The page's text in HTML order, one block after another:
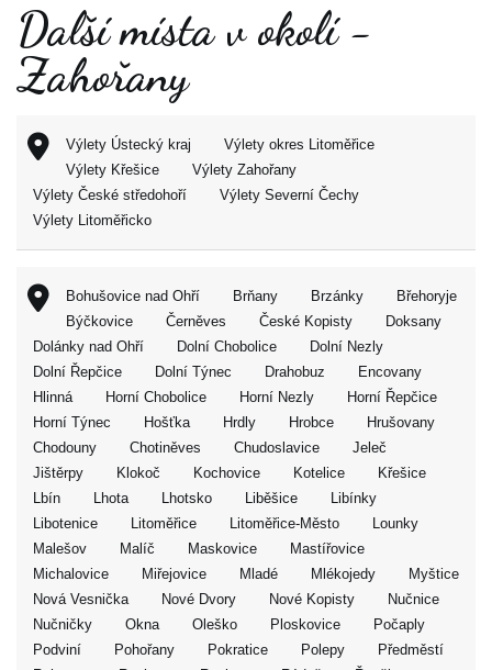
Další místa v okolí -
Zahořany
Výlety Ústecký kraj
Výlety okres Litoměřice
Výlety Křešice
Výlety Zahořany
Výlety České středohoří
Výlety Severní Čechy
Výlety Litoměřicko
Bohušovice nad Ohří Brňany Brzánky
Břehoryje
Býčkovice
Černěves České Kopisty
Doksany
Dolánky nad Ohří
Dolní Chobolice
Dolní Nezly
Dolní Řepčice
Dolní Týnec Drahobuz
Encovany
Hlinná
Horní Chobolice Horní Nezly
Horní Řepčice
Horní Týnec
Hošťka Hrdly Hrobce
Hrušovany
Chodouny
Chotiněves Chudoslavice
Jeleč
Jištěrpy
Klokoč Kochovice Kotelice
Křešice
Lbín
Lhota Lhotsko Liběšice
Libínky
Libotenice
Litoměřice Litoměřice-Město
Lounky
Malešov
Malíč Maskovice
Mastířovice
Michalovice
Miřejovice Mladé Mlékojedy
Myštice
Nová Vesnička
Nové Dvory Nové Kopisty
Nučnice
Nučničky
Okna Oleško Ploskovice
Počaply
Podviní
Pohořany Pokratice Polepy
Předměstí